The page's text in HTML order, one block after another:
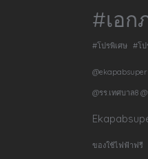
#เอก
#โปรพิเศษ #โป
@รร.เทศบาล8
ของใช้ไฟฟ้าฟรี